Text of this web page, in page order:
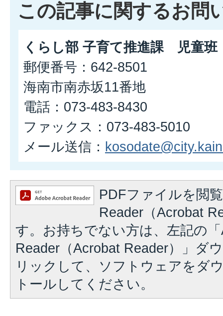
この記事に関するお問
くらし部 子育て推進課 児童班
郵便番号：642-8501
海南市南赤坂11番地
電話：073-483-8430
ファックス：073-483-5010
メール送信：
PDFファイルを閲
Reader（Acrobat
す。お持ちでない方は、左記の
Reader（Acrobat Reader）」ダ
リックして、ソフトウェアをダ
トールしてください。